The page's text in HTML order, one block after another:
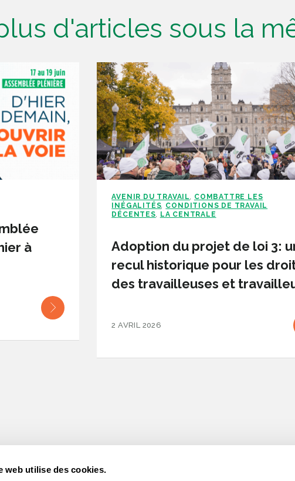
web utilise des cookies.
d'articles sous la
à
AVENIR DU TRAVAIL
COMBATTRE LES
INÉGALITÉS CONDITIONS DE TRAVAIL
DÉCENTES
LA CENTRALE
Adoption du projet de loi 3:
recul historique pour les
des travailleuses et
2 AVRIL 2026